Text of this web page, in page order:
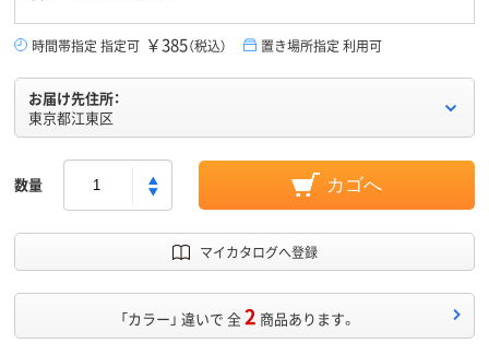
時間帯指定 指定可 ￥385（税込） 置き場所指定 利用可
お届け先住所：
東京都江東区
数量 カゴへ
マイカタログへ登録
「カラー」 違いで 全2 商品あります。